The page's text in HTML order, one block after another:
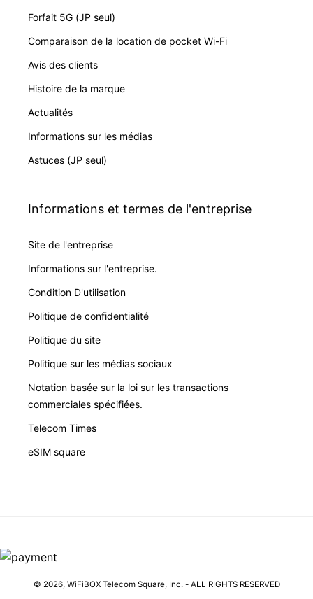
Forfait 5G (JP seul)
Comparaison de la location de pocket Wi-Fi
Avis des clients
Histoire de la marque
Actualités
Informations sur les médias
Astuces (JP seul)
Informations et termes de l'entreprise
Site de l'entreprise
Informations sur l'entreprise.
Condition D'utilisation
Politique de confidentialité
Politique du site
Politique sur les médias sociaux
Notation basée sur la loi sur les transactions
commerciales spécifiées.
Telecom Times
eSIM square
© 2026, WiFiBOXTelecom Square, Inc. - ALL RIGHTS RESERVED